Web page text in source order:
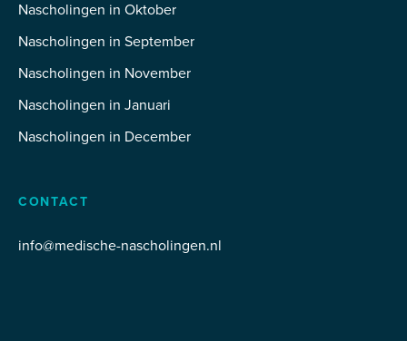
Nascholingen in Oktober
Nascholingen in September
Nascholingen in November
Nascholingen in Januari
Nascholingen in December
CONTACT
info@medische-nascholingen.nl